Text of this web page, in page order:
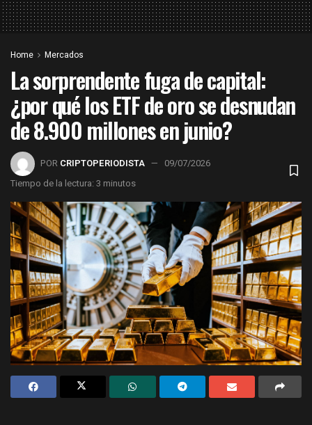
Home Mercados
La sorprendente fuga de capital:
¿por qué los ETF de oro se desnudan
de 8.900 millones en junio?
POR CRIPTOPERIODISTA
09/07/2026
Tiempo de la lectura: 3 minutos